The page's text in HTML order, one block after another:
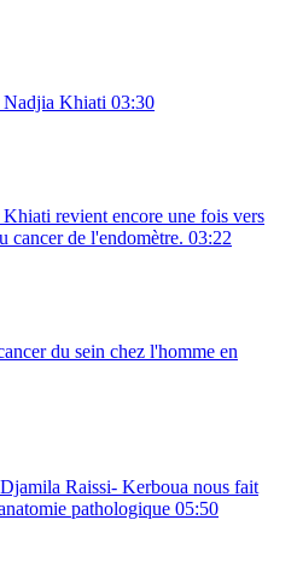
Khiati 03:30
revient encore une fois vers
cancer de l'endomètre. 03:22
du sein chez l'homme en
Raissi- Kerboua nous fait
pathologique 05:50